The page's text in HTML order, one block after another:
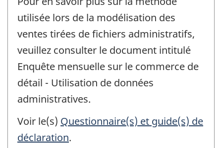
utilisée lors de la modélisation des
ventes tirées de fichiers administratifs,
veuillez consulter le document intitulé
Enquête mensuelle sur le commerce de
détail - Utilisation de données
administratives.
Voir le(s) Questionnaire(s) et guide(s) de
déclaration.